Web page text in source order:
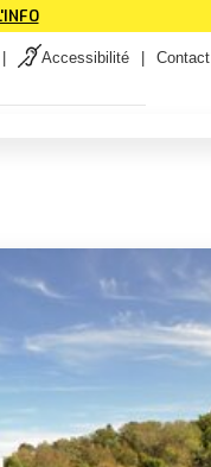
Accessibilité Contact